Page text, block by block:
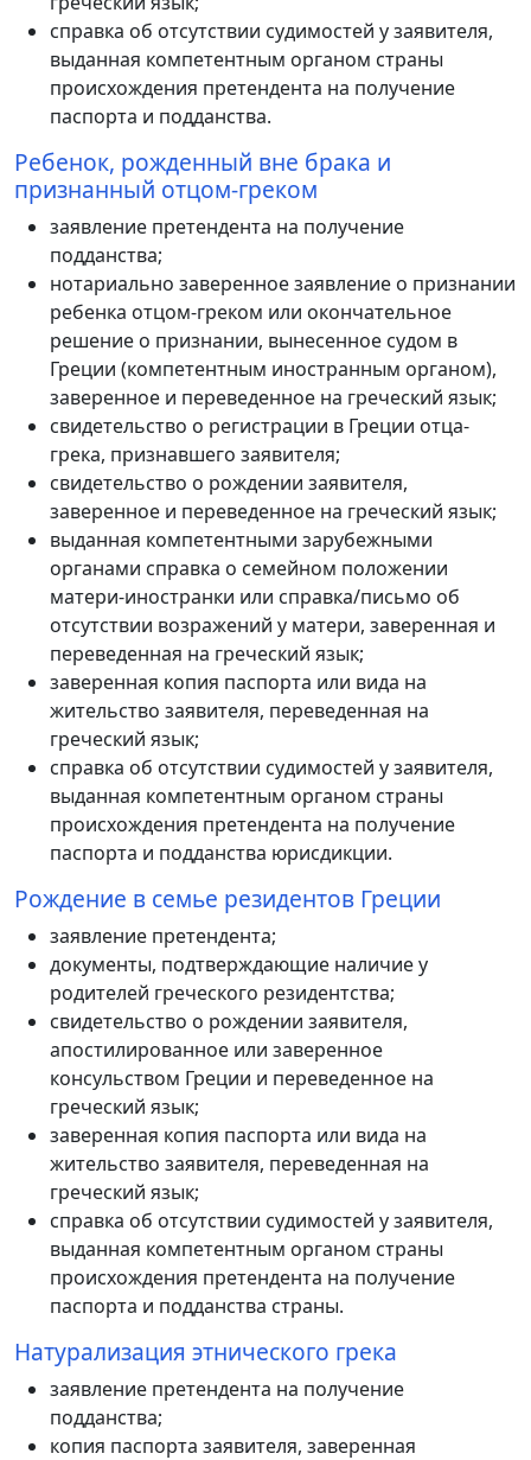
справка об отсутствии судимостей у заявителя,
выданная компетентным органом страны
происхождения претендента на получение
паспорта и подданства.
Ребенок, рожденный вне брака и
признанный отцом-греком
заявление претендента на получение
подданства;
нотариально заверенное заявление о признании
ребенка отцом-греком или окончательное
решение о признании, вынесенное судом в
Греции (компетентным иностранным органом),
заверенное и переведенное на греческий язык;
свидетельство о регистрации в Греции отца-
грека, признавшего заявителя;
свидетельство о рождении заявителя,
заверенное и переведенное на греческий язык;
выданная компетентными зарубежными
органами справка о семейном положении
матери-иностранки или справка/письмо об
отсутствии возражений у матери, заверенная и
переведенная на греческий язык;
заверенная копия паспорта или вида на
жительство заявителя, переведенная на
греческий язык;
справка об отсутствии судимостей у заявителя,
выданная компетентным органом страны
происхождения претендента на получение
паспорта и подданства юрисдикции.
Рождение в семье резидентов Греции
заявление претендента;
документы, подтверждающие наличие у
родителей греческого резидентства;
свидетельство о рождении заявителя,
апостилированное или заверенное
консульством Греции и переведенное на
греческий язык;
заверенная копия паспорта или вида на
жительство заявителя, переведенная на
греческий язык;
справка об отсутствии судимостей у заявителя,
выданная компетентным органом страны
происхождения претендента на получение
паспорта и подданства страны.
Натурализация этнического грека
заявление претендента на получение
подданства;
копия паспорта заявителя, заверенная